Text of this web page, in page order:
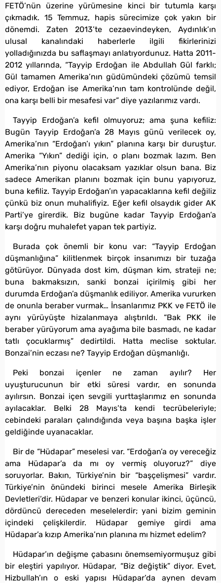
FETÖ’nün üzerine yürümesine kinci bir tutumla karşı
çıkmadık. 15 Temmuz, hapis sürecimize çok yakın bir
dönemdi. Zaten 2013’te cezaevindeyken, Aydınlık’ın
ulusal kanalındaki haberlerle ilgili fikirlerinizi
yolladığınızda bu saflaşmayı anlatıyordunuz. Hatta 2011-
2012 yıllarında, “Tayyip Erdoğan ile Abdullah Gül farklı;
Gül tamamen Amerika’nın güdümündeki çözümü temsil
ediyor, Erdoğan ise Amerika’nın tam kontrolünde değil,
ona karşı belli bir mesafesi var” diye yazılarımız vardı.
Tayyip Erdoğan’a kefil olmuyoruz; ama şuna kefiliz:
Bugün Tayyip Erdoğan’a 28 Mayıs günü verilecek oy,
Amerika’nın “Erdoğan’ı yıkın” planına karşı bir duruştur.
Amerika “Yıkın” dediği için, o planı bozmak lazım. Ben
Amerika’nın piyonu olacaksam yazıklar olsun bana. Biz
sadece Amerikan planını bozmak için bunu yapıyoruz,
buna kefiliz. Tayyip Erdoğan’ın yapacaklarına kefil değiliz
çünkü biz onun muhalifiyiz. Eğer kefil olsaydık gider AK
Parti’ye girerdik. Biz bugüne kadar Tayyip Erdoğan’a
karşı doğru muhalefet yapan tek partiyiz.
Burada çok önemli bir konu var: “Tayyip Erdoğan
düşmanlığına” kilitlenmek birçok insanımızı bir tuzağa
götürüyor. Dünyada dost kim, düşman kim, strateji ne;
buna bakmaksızın, sanki bonzai içirilmiş gibi her
durumda Erdoğan’a düşmanlık ediliyor. Amerika vururken
de onunla beraber vurmak… İnsanlarımız PKK ve FETÖ ile
aynı yürüyüşte hizalanmaya alıştırıldı. “Bak PKK ile
beraber yürüyorum ama ayağıma bile basmadı, ne kadar
tatlı çocuklarmış” dedirtildi. Hatta meclise soktular.
Bonzai’nin eczası ne? Tayyip Erdoğan düşmanlığı.
Peki bonzai içenler ne zaman ayılır? Her
uyuşturucunun bir etki süresi vardır, en sonunda
ayılırsın. Bonzai içen sevgili yurttaşlarımız en sonunda
ayılacaklar. Belki 28 Mayıs’ta kendi tecrübeleriyle;
cebindeki paraları çalındığında veya başına başka işler
geldiğinde uyanacaklar.
Bir de “Hüdapar” meselesi var. “Erdoğan’a oy vereceğiz
ama Hüdapar’a da mı oy vermiş oluyoruz?” diye
soruyorlar. Bakın, Türkiye’nin bir “başçelişmesi” vardır.
Türkiye’nin önündeki birinci mesele Amerika Birleşik
Devletleri’dir. Hüdapar ve benzeri konular ikinci, üçüncü,
dördüncü dereceden meselelerdir; yani bizim geminin
içindeki çelişkilerdir. Hüdapar gemiye girdi ama
Hüdapar’a kızıp Amerika’nın planına mı hizmet edelim?
Hüdapar’ın değişme çabasını önemsemiyormuşuz gibi
bir eleştiri yapılıyor. Hüdapar, “Biz değiştik” diyor. Evet,
Hizbullah’ın o eski yapısı Hüdapar’da aynen devam